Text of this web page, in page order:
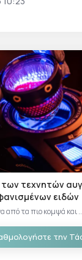
τεχνητών
ειδών
από τα πιο κομψά και
την